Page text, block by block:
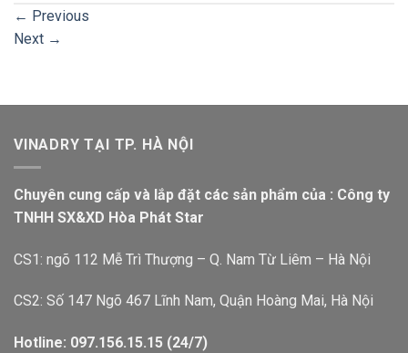
← Previous
Next →
VINADRY TẠI TP. HÀ NỘI
Chuyên cung cấp và lắp đặt các sản phẩm của : Công ty
TNHH SX&XD Hòa Phát Star
CS1: ngõ 112 Mễ Trì Thượng – Q. Nam Từ Liêm – Hà Nội
CS2: Số 147 Ngõ 467 Lĩnh Nam, Quận Hoàng Mai, Hà Nội
Hotline: 097.156.15.15 (24/7)